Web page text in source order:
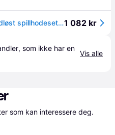
Logitech G435 Lightspeed trådløst spillhodesett - blått1 082 kr
, som ikke har en
Vis alle